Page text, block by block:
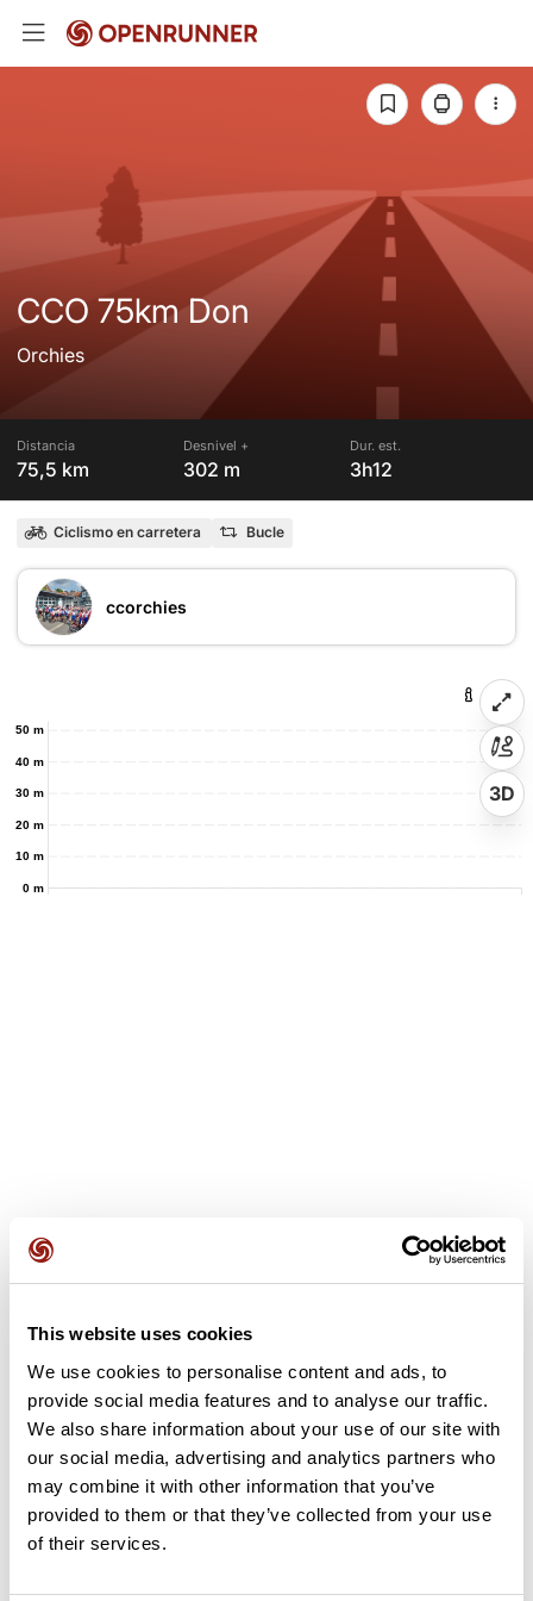
This website uses cookies
We use cookies to personalise content and ads, to
provide social media features and to analyse our traffic.
We also share information about your use of our site with
our social media, advertising and analytics partners who
may combine it with other information that you’ve
provided to them or that they’ve collected from your use
of their services.
CCO 75km Don
Orchies
Distancia
75,5 km
Desnivel +
302 m
Dur. est.
3h12
Ciclismo en carretera Bucle
ccorchies
0 m
10 m
20 m
30 m
40 m
50 m
3D
completado? ¡Deja la primera opinión!
Añadir una opinión
Resumen